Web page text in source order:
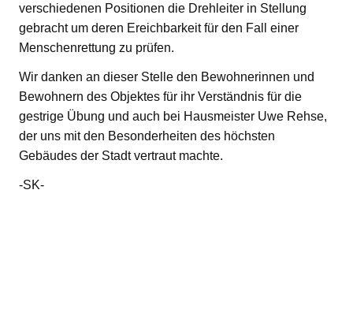
verschiedenen Positionen die Drehleiter in Stellung
gebracht um deren Ereichbarkeit für den Fall einer
Menschenrettung zu prüfen.
Wir danken an dieser Stelle den Bewohnerinnen und
Bewohnern des Objektes für ihr Verständnis für die
gestrige Übung und auch bei Hausmeister Uwe Rehse,
der uns mit den Besonderheiten des höchsten
Gebäudes der Stadt vertraut machte.
-SK-